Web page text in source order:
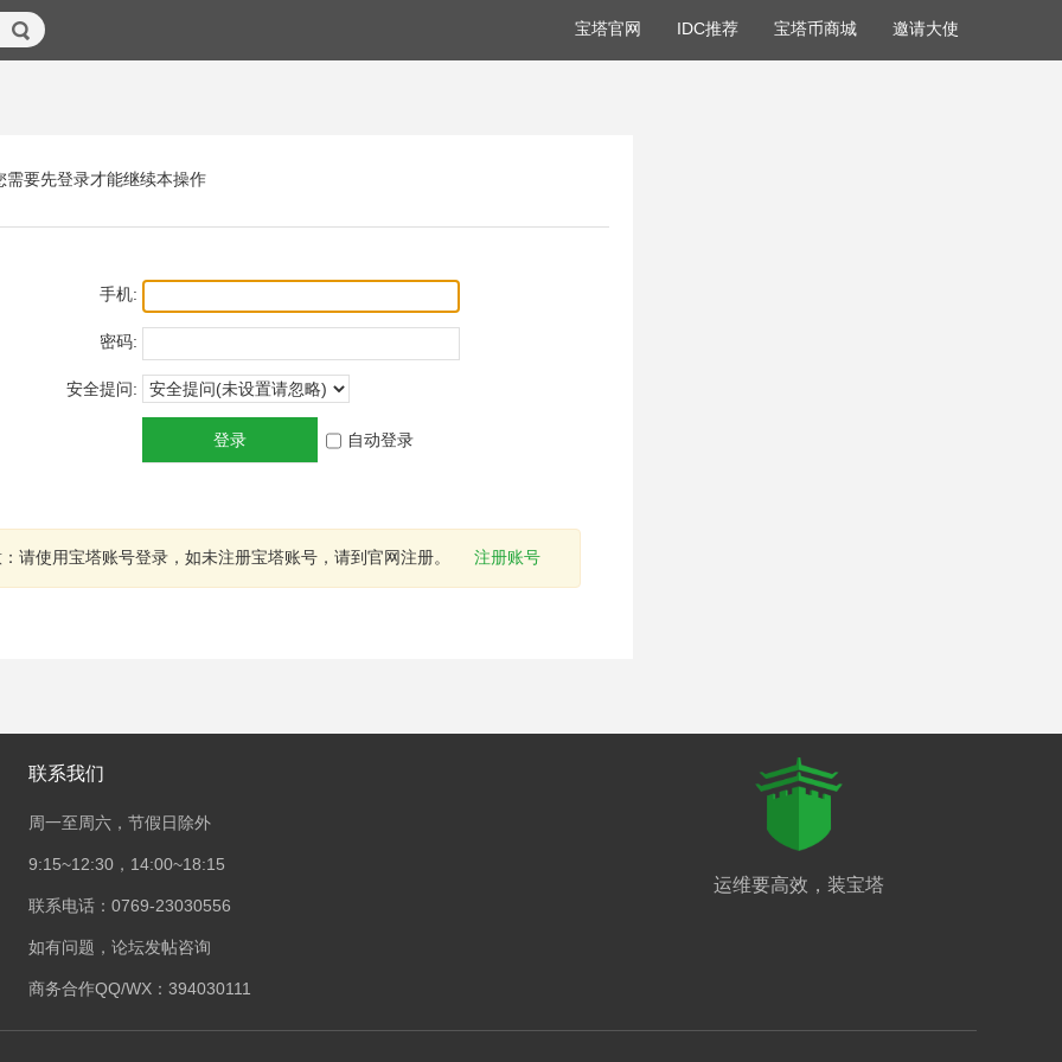
宝塔官网 IDC推荐 宝塔币商城 邀请大使
需要先登录才能继续本操作
手机:
密码:
安全提问:
登录 自动登录
请使用宝塔账号登录，如未注册宝塔账号，请到官网注册。 注册账号
联系我们
周一至周六，节假日除外
9:15~12:30，14:00~18:15
联系电话：0769-23030556
如有问题，论坛发帖咨询
商务合作QQ/WX：394030111
运维要高效，装宝塔